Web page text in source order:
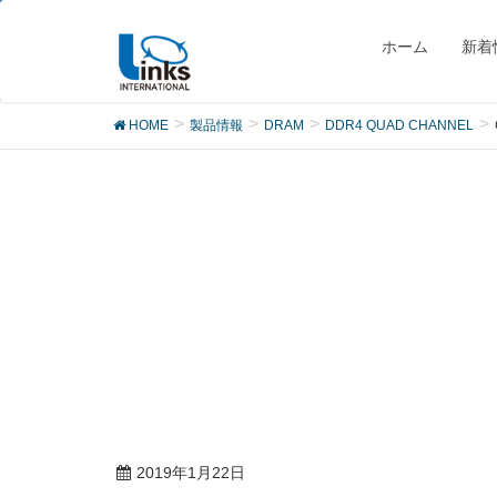
ホーム 新着
製品
HOME 製品情報 DRAM DDR4 QUAD CHANNEL
2019年1月22日